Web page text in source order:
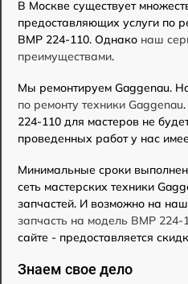
В Москве существует
предоставляющих услуги по
BMP 224-110. Однако наш
преимуществами.
Мы ремонтируем Gaggenau.
по ремонту техники Gaggenau
224-110 для мастеров не
проведенных работ у нас
Минимальные сроки
сеть мастерских техники
запчастей. И возможно на
запчасть на модель BMP 224-
сайте - предоставляется
Знаем свое дело